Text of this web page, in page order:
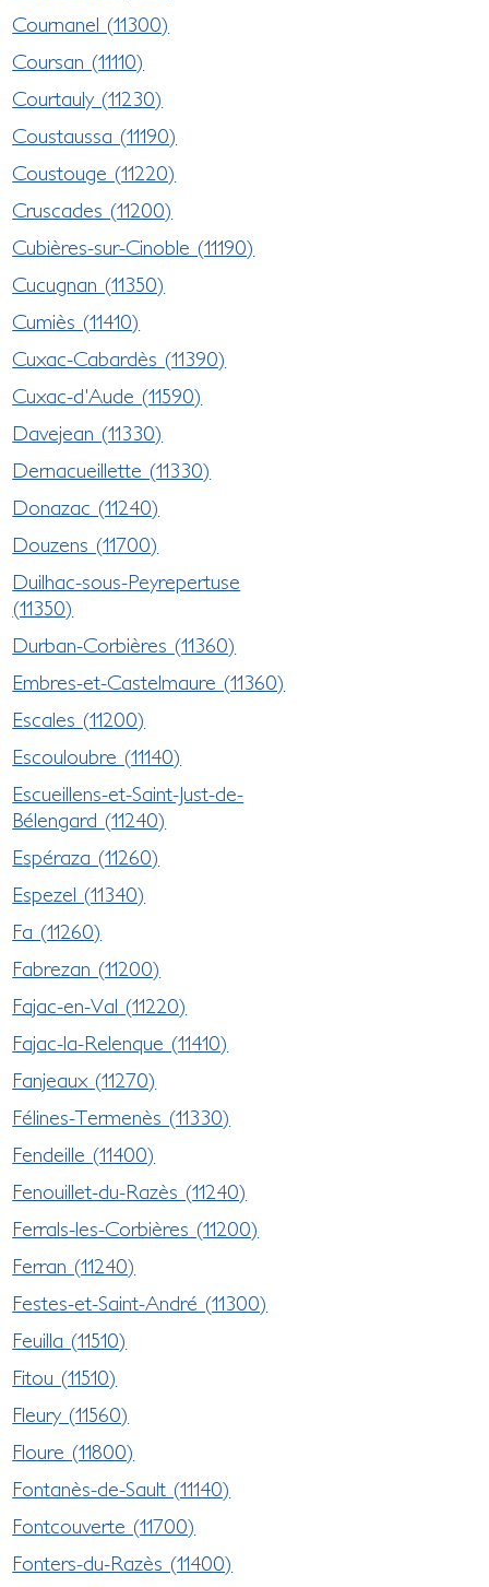
Cournanel (11300)
Coursan (11110)
Courtauly (11230)
Coustaussa (11190)
Coustouge (11220)
Cruscades (11200)
Cubières-sur-Cinoble (11190)
Cucugnan (11350)
Cumiès (11410)
Cuxac-Cabardès (11390)
Cuxac-d'Aude (11590)
Davejean (11330)
Dernacueillette (11330)
Donazac (11240)
Douzens (11700)
Duilhac-sous-Peyrepertuse
(11350)
Durban-Corbières (11360)
Embres-et-Castelmaure (11360)
Escales (11200)
Escouloubre (11140)
Escueillens-et-Saint-Just-de-
Bélengard (11240)
Espéraza (11260)
Espezel (11340)
Fa (11260)
Fabrezan (11200)
Fajac-en-Val (11220)
Fajac-la-Relenque (11410)
Fanjeaux (11270)
Félines-Termenès (11330)
Fendeille (11400)
Fenouillet-du-Razès (11240)
Ferrals-les-Corbières (11200)
Ferran (11240)
Festes-et-Saint-André (11300)
Feuilla (11510)
Fitou (11510)
Fleury (11560)
Floure (11800)
Fontanès-de-Sault (11140)
Fontcouverte (11700)
Fonters-du-Razès (11400)